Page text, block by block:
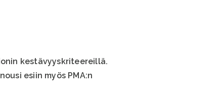
kestävyyskriteereillä.
esiin myös PMA:n